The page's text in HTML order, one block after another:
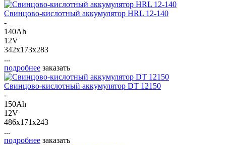
Свинцово-кислотный аккумулятор HRL 12-140
-
140Ah
12V
342x173x283
...
подробнее заказать
Свинцово-кислотный аккумулятор DT 12150
-
150Ah
12V
486x171x243
...
подробнее заказать